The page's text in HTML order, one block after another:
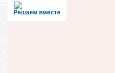
Решаем вместе